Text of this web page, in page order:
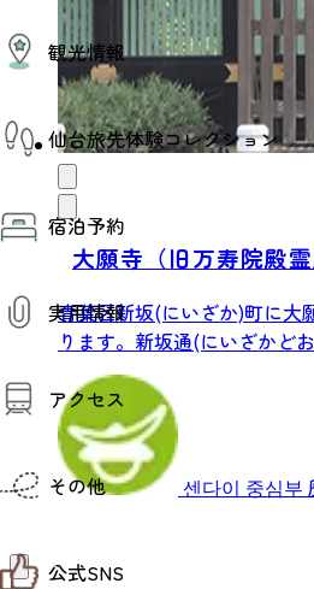
みんなの旅行記
イベント情報
その他イベント情報（音楽・展
スポーツ情報
コンベンション情報
観光情報
観光スポット
温泉
美味いもの
季節のイベント
プロスポーツチーム・プロオー
仙台の銘品
仙台夜時間
仙台観光マップ
仙台旅先体験コレクション
仙台旅先体験コレクション
体験プログラム検索（予約）
体験事業者からのお知らせ
体験トピックス
体験事業者
宿泊予約
実用情報
観光案内
お役立ち情報
観光アプリ
仙台観光マップ
アクセス
仙台までの経路検索
市内の交通情報
その他
お問い合わせ
公式SNS
大願寺（旧万寿院殿霊
青葉区新坂(にいざか)町に大
ります。新坂通(にいざかど
센다이 중심부